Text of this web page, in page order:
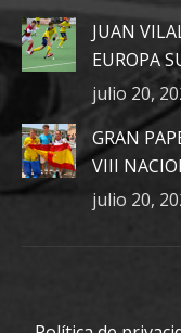
JUAN
EUROPA
julio 20,
GRAN
VIII
julio 20,